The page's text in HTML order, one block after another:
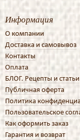
Информация
О компании
Доставка и самовывоз
Контакты
Оплата
БЛОГ. Рецепты и статьи
Публичная оферта
Политика
Пользовательское
Как оформить заказ
Гарантия и возврат